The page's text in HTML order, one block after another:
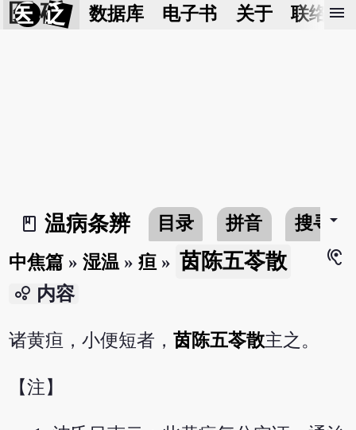
医 砭 数据库 电子书 关于 联络我
menu
book_2
温病条辨 目录 拼音 搜寻arrow_drop_down
中焦篇 »湿温 »疸 » 茵陈五苓散
hearing
bubble_chart 内容
诸黄疸，小便短者，茵陈五苓散主之。
【注】